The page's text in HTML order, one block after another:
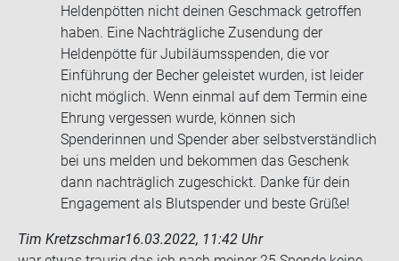
Heldenpötten nicht deinen Geschmack getroffen
haben. Eine Nachträgliche Zusendung der
Heldenpötte für Jubiläumsspenden, die vor
Einführung der Becher geleistet wurden, ist leider
nicht möglich. Wenn einmal auf dem Termin eine
Ehrung vergessen wurde, können sich
Spenderinnen und Spender aber selbstverständlich
bei uns melden und bekommen das Geschenk
dann nachträglich zugeschickt. Danke für dein
Engagement als Blutspender und beste Grüße!
Tim Kretzschmar16.03.2022, 11:42 Uhr